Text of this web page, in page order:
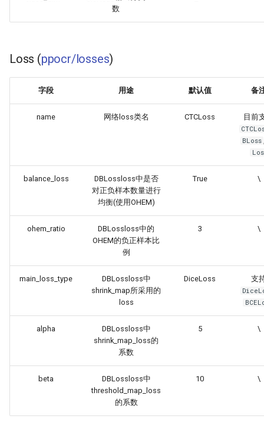
数
Loss (ppocr/losses)
字段 用途 默认值 备
name 网络loss类名 CTCLoss 目前
BLoss
balance_loss
DBLossloss中是否
对正负样本数量进行
均衡(使用OHEM)
True \
ohem_ratio
DBLossloss中的
OHEM的负正样本比
例
3 \
main_loss_type
DBLossloss中
shrink_map所采用的
loss
DiceLoss 支
alpha
DBLossloss中
shrink_map_loss的
系数
5 \
beta
DBLossloss中
threshold_map_loss
的系数
10 \